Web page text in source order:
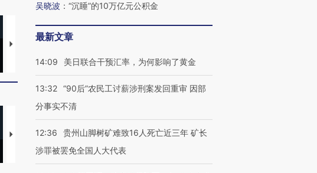
马航飞行员跨国走私7万
育部长拱下台
飞地休达
【推广】走进第四届链博
会，让数智科技“链”接产
【特别呈现】寻找100种
有意思的生活方式·第三对
【商旅对话】华住集团
吴晓波 ： “沉睡”的10万亿元公积金
最新文章
14:09 美日联合干预汇率，为何影响了黄金
13:32 “90后”农民工讨薪涉刑案发回重审 因部
分事实不清
12:36
贵州山脚树矿难致16人死亡近三年 矿长
涉罪被罢免全国人大代表